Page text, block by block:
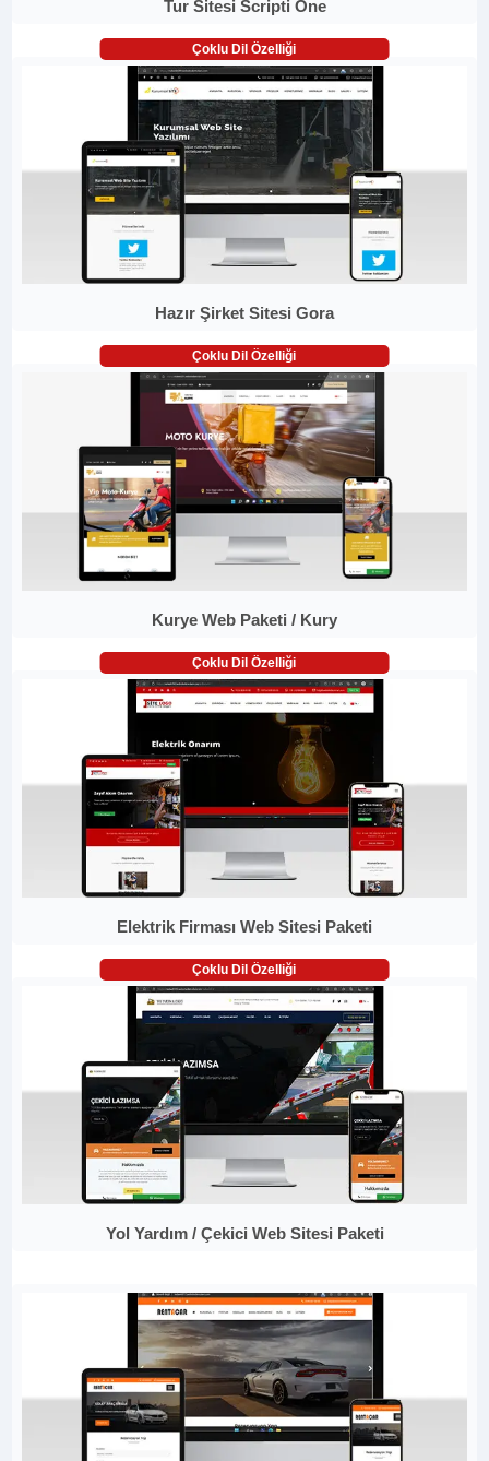
Tur Sitesi Scripti One
Çoklu Dil Özelliği
Hazır Şirket Sitesi Gora
Çoklu Dil Özelliği
Kurye Web Paketi / Kury
Çoklu Dil Özelliği
Elektrik Firması Web Sitesi Paketi
Çoklu Dil Özelliği
Yol Yardım / Çekici Web Sitesi Paketi